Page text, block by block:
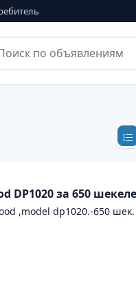
DP1020 за 650
,model dp1020.-650 шек.